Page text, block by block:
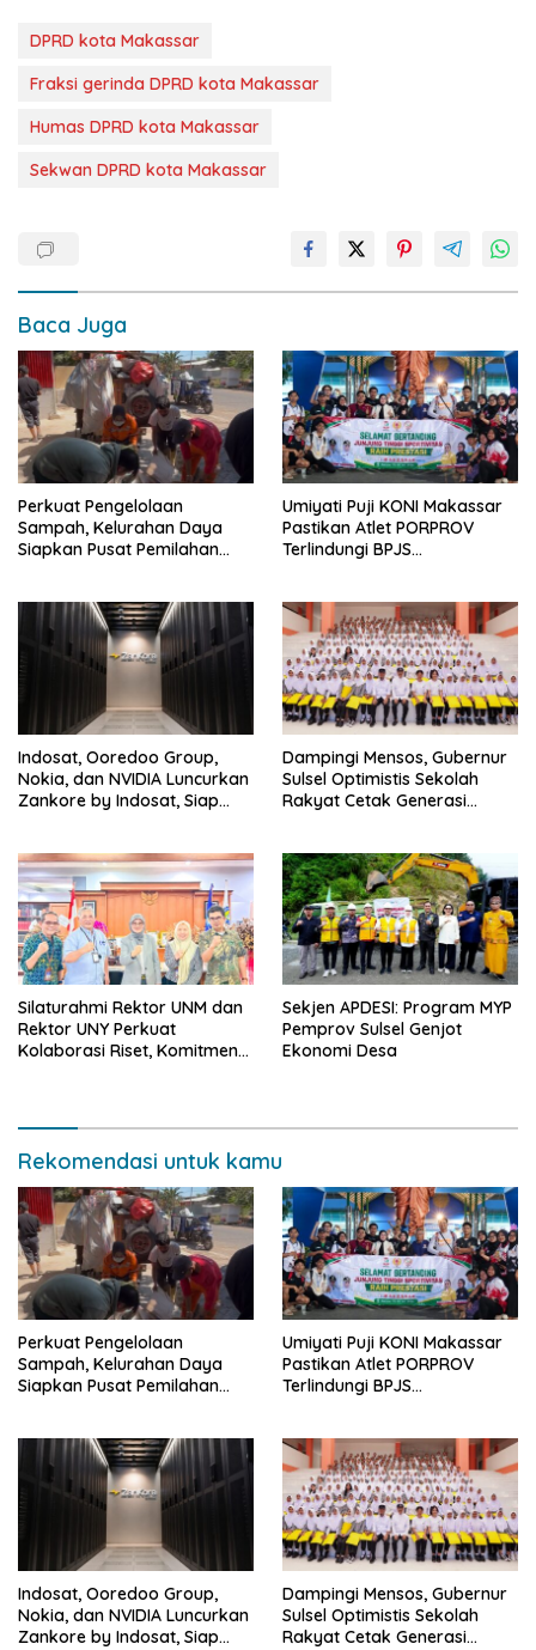
DPRD kota Makassar
Fraksi gerinda DPRD kota Makassar
Humas DPRD kota Makassar
Sekwan DPRD kota Makassar
Baca Juga
Perkuat Pengelolaan
Sampah, Kelurahan Daya
Siapkan Pusat Pemilahan
Umiyati Puji KONI Makassar
Pastikan Atlet PORPROV
Terlindungi BPJS
Indosat, Ooredoo Group,
Nokia, dan NVIDIA Luncurkan
Zankore by Indosat, Siap
Infrastruktur AI Terintegerasi
Dampingi Mensos, Gubernur
Sulsel Optimistis Sekolah
Rakyat Cetak Generasi
Silaturahmi Rektor UNM dan
Rektor UNY Perkuat
Kolaborasi Riset, Komitmen
Sekjen APDESI: Program MYP
Pemprov Sulsel Genjot
Ekonomi Desa
Rekomendasi untuk kamu
Perkuat Pengelolaan
Sampah, Kelurahan Daya
Siapkan Pusat Pemilahan
Umiyati Puji KONI Makassar
Pastikan Atlet PORPROV
Terlindungi BPJS
Indosat, Ooredoo Group,
Nokia, dan NVIDIA Luncurkan
Zankore by Indosat, Siap
Dampingi Mensos, Gubernur
Sulsel Optimistis Sekolah
Rakyat Cetak Generasi